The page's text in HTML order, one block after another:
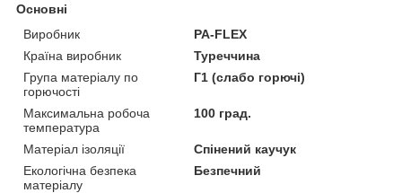
Основні
Виробник
PA-FLEX
Країна виробник
Туреччина
Група матеріалу по
горючості
Г1 (слабо горючі)
Максимальна робоча
температура
100 град.
Матеріал ізоляції
Спінений каучук
Екологічна безпека
матеріалу
Безпечний